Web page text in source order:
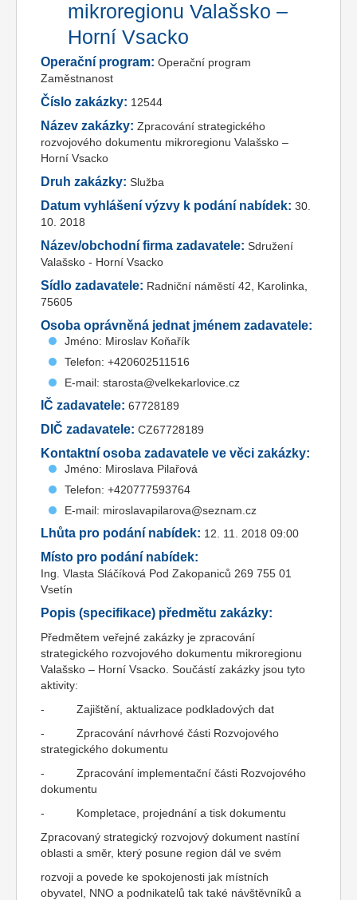
mikroregionu Valašsko –
Horní Vsacko
Operační program: Operační program
Zaměstnanost
Číslo zakázky: 12544
Název zakázky: Zpracování strategického
rozvojového dokumentu mikroregionu Valašsko –
Horní Vsacko
Druh zakázky: Služba
Datum vyhlášení výzvy k podání nabídek: 30.
10. 2018
Název/obchodní firma zadavatele: Sdružení
Valašsko - Horní Vsacko
Sídlo zadavatele: Radniční náměstí 42, Karolinka,
75605
Osoba oprávněná jednat jménem zadavatele:
Jméno: Miroslav Koňařík
Telefon: +420602511516
E-mail: starosta@velkekarlovice.cz
IČ zadavatele: 67728189
DIČ zadavatele: CZ67728189
Kontaktní osoba zadavatele ve věci zakázky:
Jméno: Miroslava Pilařová
Telefon: +420777593764
E-mail: miroslavapilarova@seznam.cz
Lhůta pro podání nabídek: 12. 11. 2018 09:00
Místo pro podání nabídek:
Ing. Vlasta Sláčíková Pod Zakopaniců 269 755 01
Vsetín
Popis (specifikace) předmětu zakázky:
Předmětem veřejné zakázky je zpracování
strategického rozvojového dokumentu mikroregionu
Valašsko – Horní Vsacko. Součástí zakázky jsou tyto
aktivity:
- Zajištění, aktualizace podkladových dat
- Zpracování návrhové části Rozvojového
strategického dokumentu
- Zpracování implementační části Rozvojového
dokumentu
- Kompletace, projednání a tisk dokumentu
Zpracovaný strategický rozvojový dokument nastíní
oblasti a směr, který posune region dál ve svém
rozvoji a povede ke spokojenosti jak místních
obyvatel, NNO a podnikatelů tak také návštěvníků a